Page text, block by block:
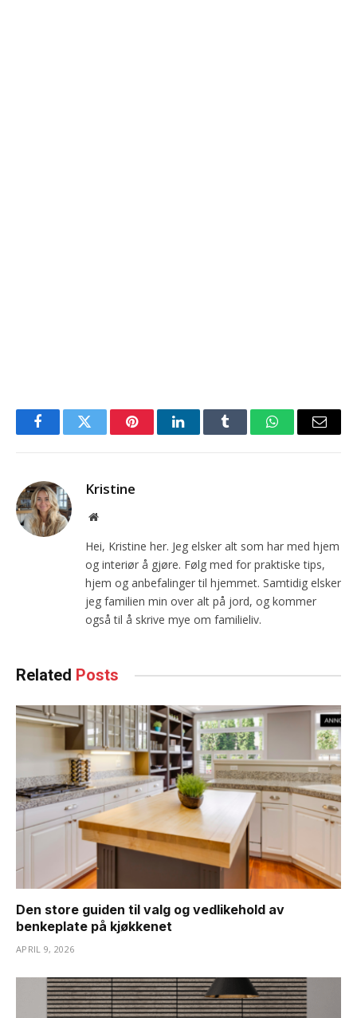
FacebookTwitter PinterestLinkedInTumblr WhatsAppEmail
Kristine
Website
Hei, Kristine her. Jeg elsker alt som har med hjem
og interiør å gjøre. Følg med for praktiske tips,
hjem og anbefalinger til hjemmet. Samtidig elsker
jeg familien min over alt på jord, og kommer
også til å skrive mye om familieliv.
Related Posts
Den store guiden til valg og vedlikehold av
benkeplate på kjøkkenet
APRIL 9, 2026